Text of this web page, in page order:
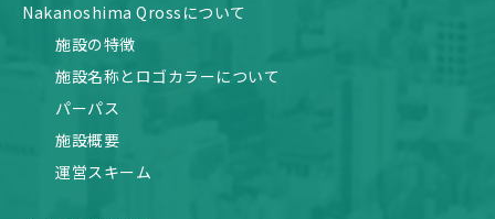
Nakanoshima Qrossについて
施設の特徴
施設名称とロゴカラーについて
パーパス
施設概要
運営スキーム